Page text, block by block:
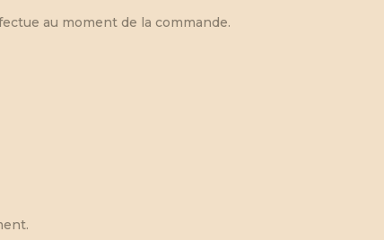
au moment de la commande.